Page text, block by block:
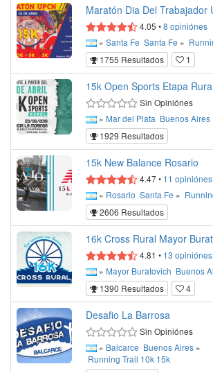
Maratón Dia Del Trabajador
4.05 •8 opiniónes
» Santa Fe Santa Fe »
1755 Resultados
1
15k Open Sports Etapa Rural
Sin Opiniónes
» Mar del Plata Buenos Aires
1929 Resultados
15k New Balance Rosario
4.47• 11 opiniónes
» Rosario Santa Fe »
2606 Resultados
16k Cross Rural Mayor
4.81 • 13 opiniónes
» Mayor Buratovich Buenos
1390 Resultados
4
Desafio La Barrosa
Sin Opiniónes
» Balcarce Buenos Aires »
Running Trail 10k 15k